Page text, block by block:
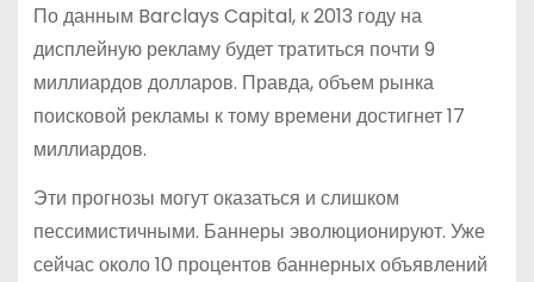
По данным Barclays Capital, к 2013 году на
дисплейную рекламу будет тратиться почти 9
миллиардов долларов. Правда, объем рынка
поисковой рекламы к тому времени достигнет 17
миллиардов.
Эти прогнозы могут оказаться и слишком
пессимистичными. Баннеры эволюционируют. Уже
сейчас около 10 процентов баннерных объявлений